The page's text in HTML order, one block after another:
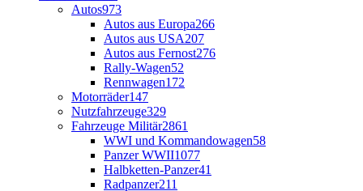
Autos973
Autos aus Europa266
Autos aus USA207
Autos aus Fernost276
Rally-Wagen52
Rennwagen172
Motorräder147
Nutzfahrzeuge329
Fahrzeuge Militär2861
WWI und Kommandowagen58
Panzer WWII1077
Halbketten-Panzer41
Radpanzer211